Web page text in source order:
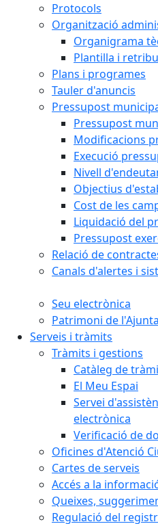
Protocols
Organització
Organigrama
Plantilla i
Plans i programes
Tauler d'anuncis
Pressupost
Pressupost
Modificacions
Execució
Nivell
Objectius
Cost de les
Liquidació del
Pressupost
Relació de
Canals d'alertes i
Seu electrònica
Patrimoni de
Serveis i tràmits
Tràmits i gestions
Catàleg de
El Meu Espai
Servei
electrònica
Verificació de
Oficines d'Atenció
Cartes de serveis
Accés a la
Queixes,
Regulació del